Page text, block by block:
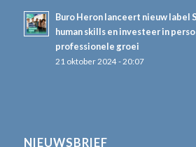
Buro Heron lanceert nieuw label
human skills en investeer in
professionele groei
21 oktober 2024 - 20:07
NIEUWSBRIEF